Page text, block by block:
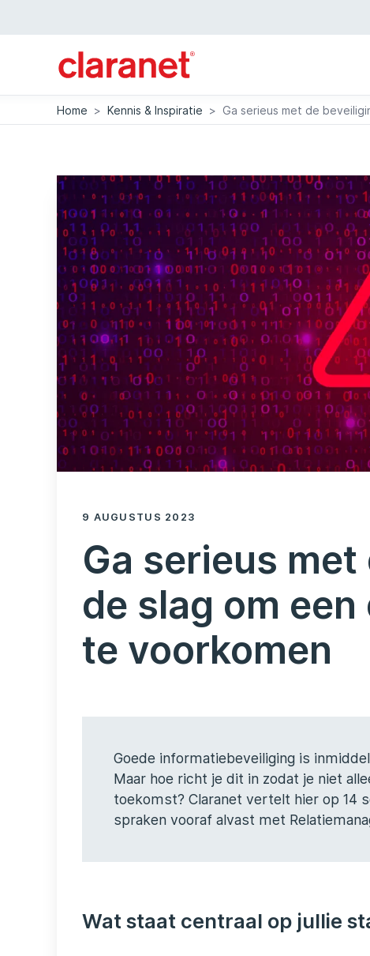
Home > Kennis & Inspiratie > Ga serieus met de
9 AUGUSTUS 2023
Ga serieus
de slag om
te voorkomen
Goede informatiebeveiliging is
Maar hoe richt je dit in zodat je niet
toekomst? Claranet vertelt hier op 14
spraken vooraf alvast met
Wat staat centraal op jullie